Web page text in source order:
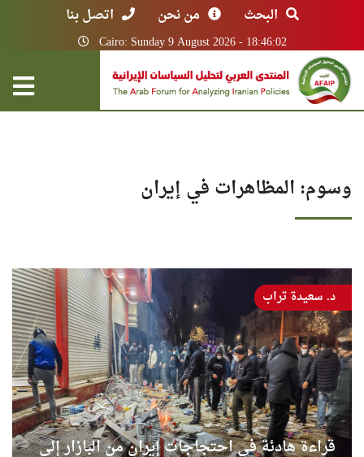
البحث من نحن اتصل بنا
Cairo: Sunday 9 August 2026 - 18:46:02
وسوم: المظاهرات في إيران
قراءة هادئة في احتجاجات إيران من البازار إلى
د. سعيدة تراب